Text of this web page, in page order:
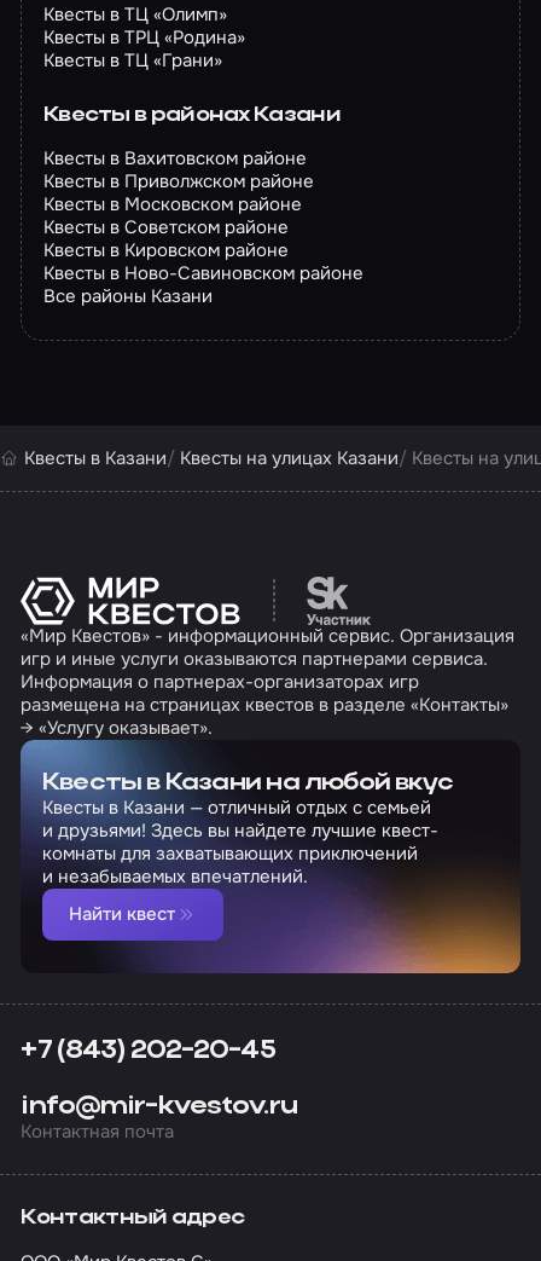
Квесты в ТЦ «Олимп»
Квесты в ТРЦ «Родина»
Квесты в ТЦ «Грани»
Квесты в районах Казани
Квесты в Вахитовском районе
Квесты в Приволжском районе
Квесты в Московском районе
Квесты в Советском районе
Квесты в Кировском районе
Квесты в Ново-Савиновском районе
Все районы Казани
Квесты в Казани Квесты на улицах Казани Квесты на
Перейти на сайт
«Мир Квестов» - информационный сервис. Организация
игр и иные услуги оказываются партнерами сервиса.
Информация о партнерах-организаторах игр
размещена на страницах квестов в разделе «Контакты»
→ «Услугу оказывает».
Квесты в Казани на любой вкус
Квесты в Казани — отличный отдых с семьей
и друзьями! Здесь вы найдете лучшие квест-
комнаты для захватывающих приключений
и незабываемых впечатлений.
Найти квест
+7 (843) 202-20-45
info@mir-kvestov.ru
Контактная почта
Контактный адрес